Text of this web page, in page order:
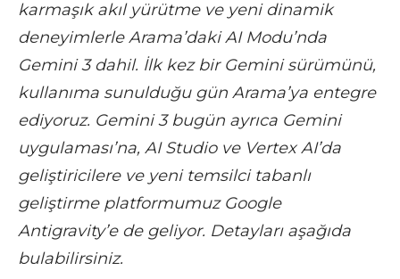
karmaşık akıl yürütme ve yeni dinamik
deneyimlerle Arama’daki AI Modu’nda
Gemini 3 dahil. İlk kez bir Gemini sürümünü,
kullanıma sunulduğu gün Arama’ya entegre
ediyoruz. Gemini 3 bugün ayrıca Gemini
uygulaması’na, AI Studio ve Vertex AI’da
geliştiricilere ve yeni temsilci tabanlı
geliştirme platformumuz Google
Antigravity’e de geliyor. Detayları aşağıda
bulabilirsiniz.